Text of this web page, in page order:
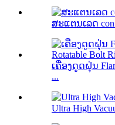
ສະແຕນເລດ
ເຄື່ອງດູດຝຸ່ນ
...
Ultra High